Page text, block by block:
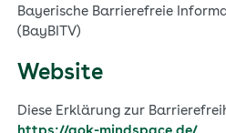
Archiv "Pflege 360°: Wie
Archiv „Seelenstark – Sven
zurück ins Leben."
Bayerische Barrierefreie
(BayBITV)
Website
Diese Erklärung zur